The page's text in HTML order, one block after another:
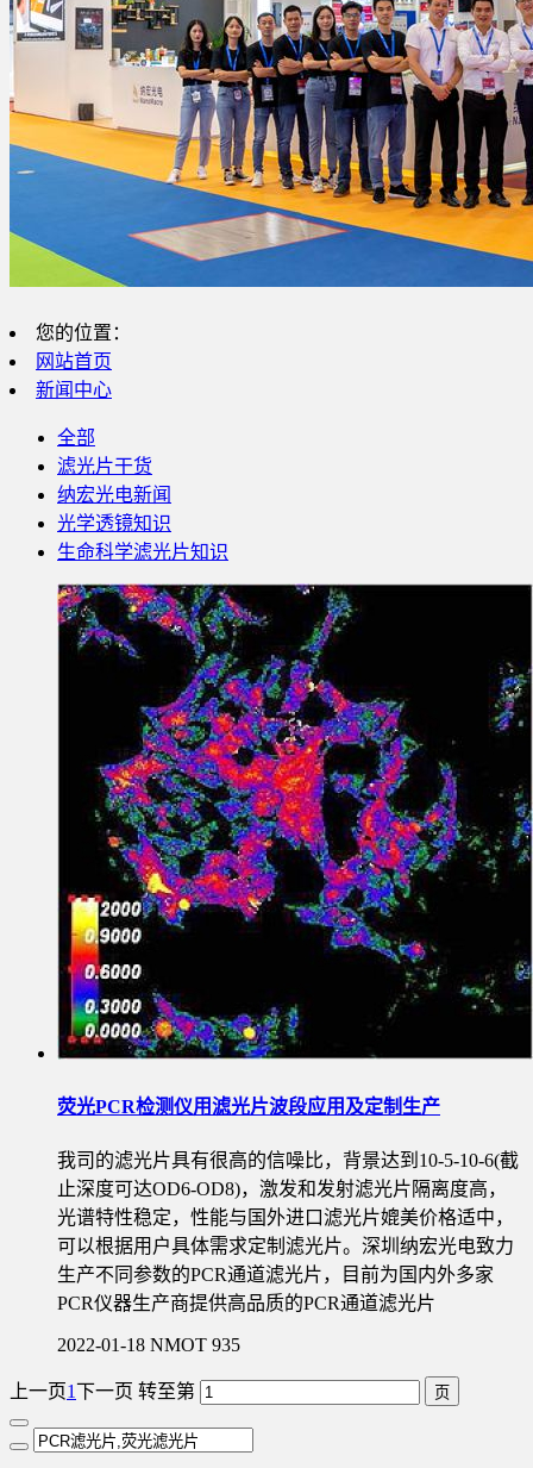
您的位置：
网站首页
新闻中心
全部
滤光片干货
纳宏光电新闻
光学透镜知识
生命科学滤光片知识
荧光PCR检测仪用滤光片波段应用及定制生产
我司的滤光片具有很高的信噪比，背景达到10-5-10-6(截
止深度可达OD6-OD8)，激发和发射滤光片隔离度高，
光谱特性稳定，性能与国外进口滤光片媲美价格适中，
可以根据用户具体需求定制滤光片。深圳纳宏光电致力
生产不同参数的PCR通道滤光片，目前为国内外多家
PCR仪器生产商提供高品质的PCR通道滤光片
2022-01-18 NMOT 935
上一页1下一页 转至第